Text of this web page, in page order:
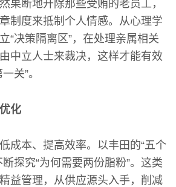
果断地开除那些受贿的老员工，
制度来抵制个人情感。从心理学
“决策隔离区”，在处理亲属相关
中立人士来裁决，这样才能有效
关”。
化
成本、提高效率。以丰田的“五个
探究“为何需要两份脂粉”。这类
益管理，从供应源头入手，削减